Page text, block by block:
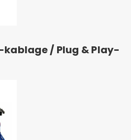
/ Plug & Play-